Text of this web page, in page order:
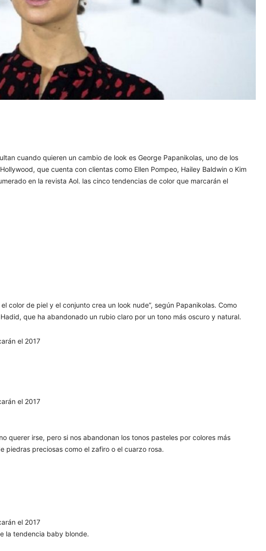
cuando quieren un cambio de look es George Papanikolas, uno de los
que cuenta con clientas como Ellen Pompeo, Hailey Baldwin o Kim
en la revista Aol. las cinco tendencias de color que marcarán el
color de piel y el conjunto crea un look nude”, según Papanikolas. Como
que ha abandonado un rubio claro por un tono más oscuro y natural.
querer irse, pero si nos abandonan los tonos pasteles por colores más
piedras preciosas como el zafiro o el cuarzo rosa.
la tendencia baby blonde.